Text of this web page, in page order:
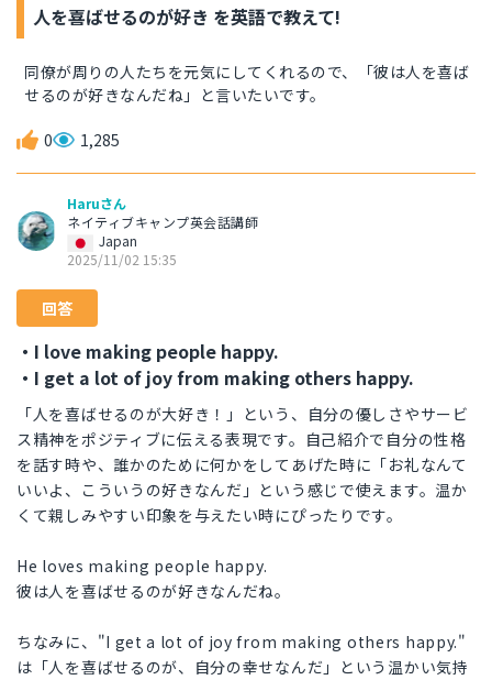
人を喜ばせるのが好き を英語で教えて!
同僚が周りの人たちを元気にしてくれるので、「彼は人を喜ば
せるのが好きなんだね」と言いたいです。
0 1,285
Haruさん
ネイティブキャンプ英会話講師
Japan
2025/11/02 15:35
回答
・I love making people happy.
・I get a lot of joy from making others happy.
「人を喜ばせるのが大好き！」という、自分の優しさやサービ
ス精神をポジティブに伝える表現です。自己紹介で自分の性格
を話す時や、誰かのために何かをしてあげた時に「お礼なんて
いいよ、こういうの好きなんだ」という感じで使えます。温か
くて親しみやすい印象を与えたい時にぴったりです。
He loves making people happy.
彼は人を喜ばせるのが好きなんだね。
ちなみに、"I get a lot of joy from making others happy."
は「人を喜ばせるのが、自分の幸せなんだ」という温かい気持